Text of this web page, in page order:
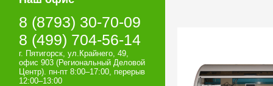
8 (8793) 30-70-09
8 (499) 704-56-14
г. Пятигорск, ул.Крайнего, 49,
офис 903 (Региональный Деловой
Центр). пн-пт 8:00–17:00, перерыв
12:00–13:00